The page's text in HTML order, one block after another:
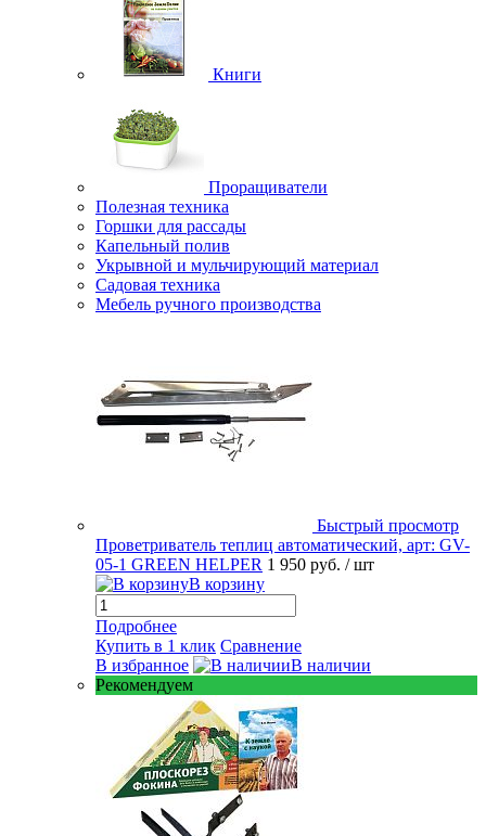
Книги
Проращиватели
Полезная техника
Горшки для рассады
Капельный полив
Укрывной и мульчирующий материал
Садовая техника
Мебель ручного производства
Быстрый просмотр
Проветриватель теплиц автоматический, арт: GV-
05-1 GREEN HELPER 1 950 руб. / шт
В корзину
Подробнее
Купить в 1 клик Сравнение
В избранное
В наличии
Рекомендуем